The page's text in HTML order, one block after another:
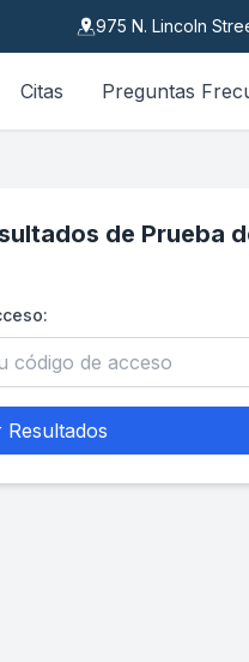
975 N. Lincoln
Citas Preguntas
de Prueba
Resultados